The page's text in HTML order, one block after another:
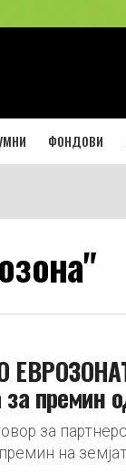
ФОНДОВИ
премин
за
на